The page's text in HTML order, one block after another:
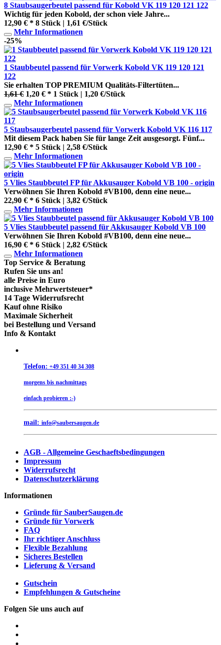
8 Staubsaugerbeutel passend für Kobold VK 119 120 121 122
Wichtig für jeden Kobold, der schon viele Jahre...
12,90 € * 8 Stück | 1,61 €/Stück
Mehr Informationen
-25%
1 Staubbeutel passend für Vorwerk Kobold VK 119 120 121
122
Sie erhalten TOP PREMIUM Qualitäts-Filtertüten...
1,61 € 1,20 € * 1 Stück | 1,20 €/Stück
Mehr Informationen
5 Staubsaugerbeutel passend für Vorwerk Kobold VK 116 117
Mit diesem Pack haben Sie für lange Zeit ausgesorgt. Fünf...
12,90 € * 5 Stück | 2,58 €/Stück
Mehr Informationen
5 Vlies Staubbeutel FP für Akkusauger Kobold VB 100 - origin
Verwöhnen Sie Ihren Kobold #VB100, denn eine neue...
22,90 € * 6 Stück | 3,82 €/Stück
Mehr Informationen
5 Vlies Staubbeutel passend für Akkusauger Kobold VB 100
Verwöhnen Sie Ihren Kobold #VB100, denn eine neue...
16,90 € * 6 Stück | 2,82 €/Stück
Mehr Informationen
Top Service & Beratung
Rufen Sie uns an!
alle Preise in Euro
inclusive Mehrwertsteuer*
14 Tage Widerrufsrecht
Kauf ohne Risiko
Maximale Sicherheit
bei Bestellung und Versand
Info & Kontakt
Telefon: +49 351 40 34 308
morgens bis nachmittags
einfach probieren :-)
mail: info@saubersaugen.de
AGB - Allgemeine Geschaeftsbedingungen
Impressum
Widerrufsrecht
Datenschutzerklärung
Informationen
Gründe für SauberSaugen.de
Gründe für Vorwerk
FAQ
Ihr richtiger Anschluss
Flexible Bezahlung
Sicheres Bestellen
Lieferung & Versand
Gutschein
Empfehlungen & Gutscheine
Folgen Sie uns auch auf